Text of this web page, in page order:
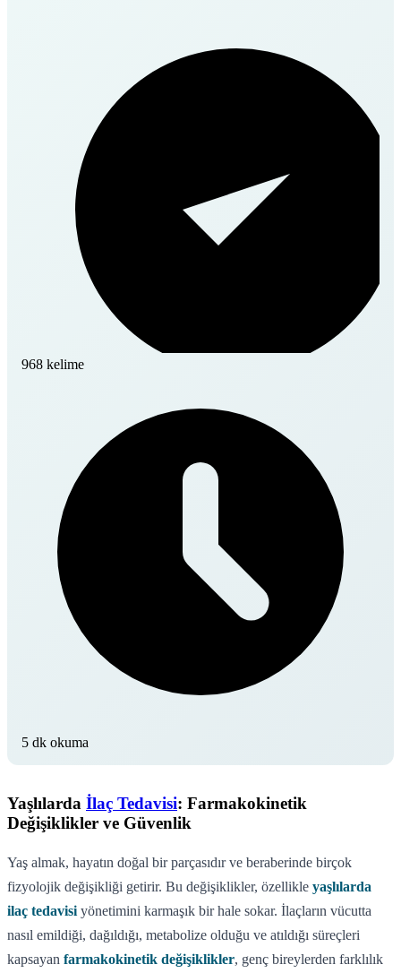
968 kelime
5 dk okuma
Yaşlılarda İlaç Tedavisi: Farmakokinetik
Değişiklikler ve Güvenlik
Yaş almak, hayatın doğal bir parçasıdır ve beraberinde birçok
fizyolojik değişikliği getirir. Bu değişiklikler, özellikle yaşlılarda
ilaç tedavisi yönetimini karmaşık bir hale sokar. İlaçların vücutta
nasıl emildiği, dağıldığı, metabolize olduğu ve atıldığı süreçleri
kapsayan farmakokinetik değişiklikler, genç bireylerden farklılık